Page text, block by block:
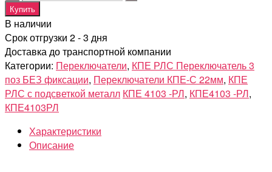
Купить
В наличии
Срок отгрузки 2 - 3 дня
Доставка до транспортной компании
Категории: Переключатели, КПЕ РЛС Переключатель 3
поз БЕЗ фиксации, Переключатели КПЕ-С 22мм, КПЕ
РЛС с подсветкой металл КПЕ 4103 -РЛ, КПЕ4103 -РЛ,
КПЕ4103РЛ
Характеристики
Описание